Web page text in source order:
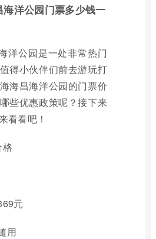
海洋公园门票多少钱一
洋公园是一处非常热门
得小伙伴们前去游玩打
海昌海洋公园的门票价
些优惠政策呢？接下来
看看吧！
元
用